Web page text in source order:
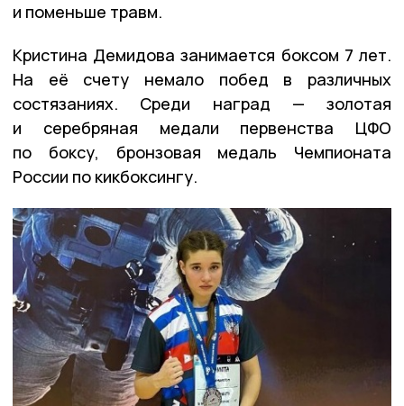
и поменьше травм.
Кристина Демидова занимается боксом 7 лет.
На её счету немало побед в различных
состязаниях. Среди наград — золотая
и серебряная медали первенства ЦФО
по боксу, бронзовая медаль Чемпионата
России по кикбоксингу.